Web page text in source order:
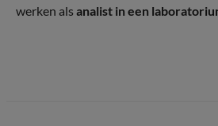
werken als analist in een